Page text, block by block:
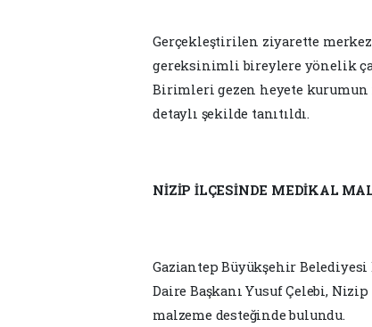
Gerçekleştirilen ziyarette
gereksinimli bireylere yönelik
Birimleri gezen heyete kurumun
detaylı şekilde tanıtıldı.
NİZİP İLÇESİNDE MEDİKAL
Gaziantep Büyükşehir
Daire Başkanı Yusuf Çelebi,
malzeme desteğinde bulundu.